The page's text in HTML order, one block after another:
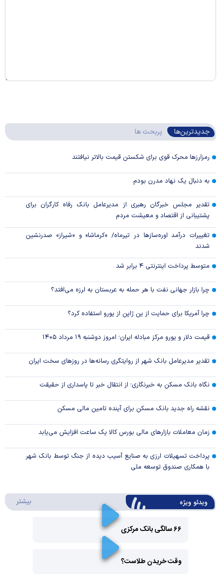
جدیدترین‌ها پربحث ها
رمزارزها محرک قوی برای شکستن قیمت بالاتر نیافتند
به دنبال یک نهاد مدرن بودم
تقدیر مجلس خبرگان رهبری از مدیرعامل بانک رفاه کارگران برای
پشتیبانی از اقتصاد و معیشت مردم
تغییرات درآمد اوره‌سازها در تیرماه/ «کرماشا» و «شیراز» صدرنشین
شدند
متوسط پرداخت اینترنتی ۴ برابر شد
چرا بازار جهانی نفت با هر حمله به عربستان به لرزه می‌افتد؟
چرا آمریکا برای حمایت از ین ژاپن از یورو استفاده کرد؟
قیمت دلار و یورو مرکز مبادله ایران؛ امروز دوشنبه ۱۹ مرداد ۱۴۰۵
تقدیر مدیرعامل بانک شهر از روایتگری رسانه‌ها در روز‌های سخت ایران
نگاه بانک مسکن به خبرنگاری؛ از انتقال خبر تا پاسداری از حقیقت
نقشه راه جدید بانک مسکن برای آینده تامین مالی مسکن
زمان معاملات بازار‌های مالی بورس کالا یک ساعت افزایش می‌یابد
پرداخت تسهیلات ارزی به صنایع آسیب دیده از جنگ توسط بانک شهر
با همکاری صندوق توسعه ملی
ویدئو ویژه بیشتر
۶۶ سالگی بانک مرکزی
وقت خریدن طلاست؟